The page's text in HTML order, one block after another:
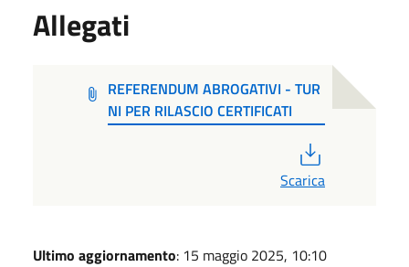
Allegati
REFERENDUM ABROGATIVI - TUR
NI PER RILASCIO CERTIFICATI
Scarica
Ultimo aggiornamento: 15 maggio 2025, 10:10